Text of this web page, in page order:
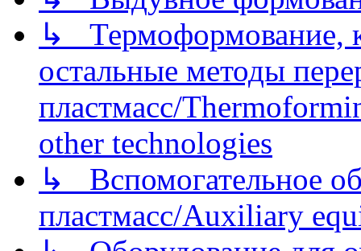
↳ Термоформование,
остальные методы
пластмасс/
other technologies
↳ Вспомогательное
пластмасс/Auxiliary